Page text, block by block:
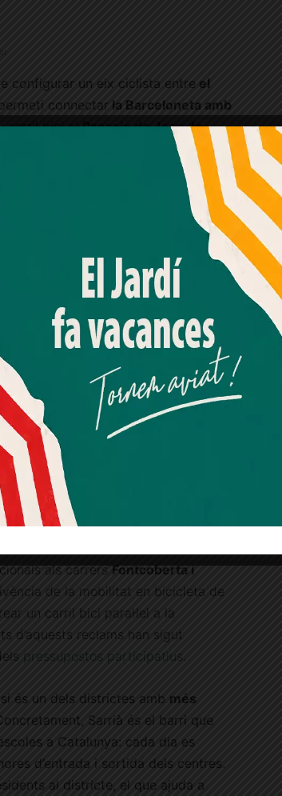
configurar un eix ciclista entre el
connectar la Barceloneta amb
carril bici alPasseig de Joan de
d’Idrissa Diallo i Via Laietana, en
En aquest sentit, l’actual
una petita actuació de 75
entre l’Eixample i Gràcia. El nou
l’Avinguda Diagonal i el carrer
activa
, darrerament s’han construït nous
va ser la proposta guanyadora de la
durant el mandat d’Ada Colau.
socialista va confirmar que el tram
Dolors Monserdà, a Sarrià,
d’Ada Colau, la qual cosa va ser
presentades pels veïns de Sarrià-Sant
, elscarrils bicitornen a ser un
demana ubicar un carril bici al
als carrersFontcoberta i
de la mobilitat en bicicleta de
un carril bici paral·lel a la
d’aquests reclams han sigut
pressupostos participatius.
és un dels districtes amb més
Sarrià és el barri que
a Catalunya: cada dia es
d’entrada i sortida dels centres.
al districte, el que ajuda a
seu acord, nosaltres fem servir galetes o
similars per emmagatzemar, accedir i
dades personals com la seva visita a aquest lloc
retirar el seu consentiment o oposar-se al
de dades basat en interessos legítims en
moment fent clic a "Ajustos de cookies" o a la
de privacitat en aquest lloc web. Si cliques
dones el teu consentiment
Més informació Acceptar Rebutjar tot
crea un compte al Diari el Jardí, dona el seu
consentiment explícit per rebre comunicacions
relacionades amb el servei. Aquest
pot ser revocat en qualsevol moment
l’enllaç de baixa present a tots els correus.